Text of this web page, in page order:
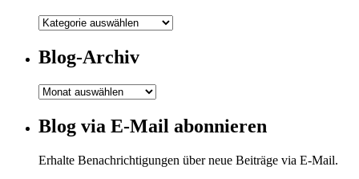
Meine
Blog-Archiv
Blog-
Blog via E-Mail abonnieren
Erhalte Benachrichtigungen über neue Beiträge via E-Mail.